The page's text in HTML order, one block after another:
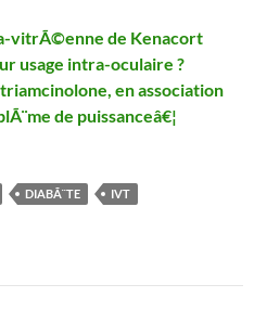
vitrÃ©enne de Kenacort
usage intra-oculaire ?
en association
de puissanceâ€¦
DIABÃ¨TE
IVT